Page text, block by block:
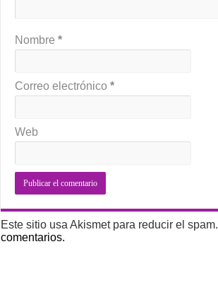
Nombre *
Correo electrónico *
Web
Este sitio usa Akismet para reducir el spam.
comentarios.